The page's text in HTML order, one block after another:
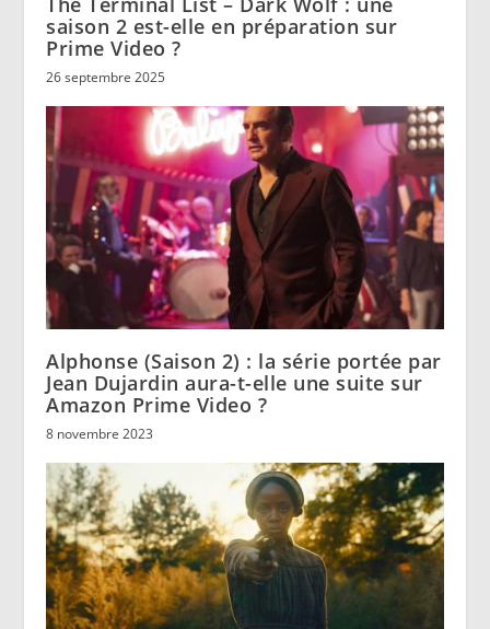
saison 2 est-elle en préparation sur
Prime Video ?
26 septembre 2025
Alphonse (Saison 2) : la série portée par
Jean Dujardin aura-t-elle une suite sur
Amazon Prime Video ?
8 novembre 2023